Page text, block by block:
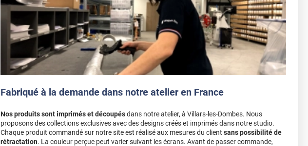
Fabriqué à la demande dans notre atelier en France
Nos produits sont imprimés et découpésdans notre atelier, à Villars-les-Dombes. Nous
proposons des collections exclusives avec des designs créés et imprimés dans notre studio.
Chaque produit commandé sur notre site est réalisé aux mesures du client sans possibilité de
rétractation. La couleur perçue peut varier suivant les écrans. Avant de passer commande,